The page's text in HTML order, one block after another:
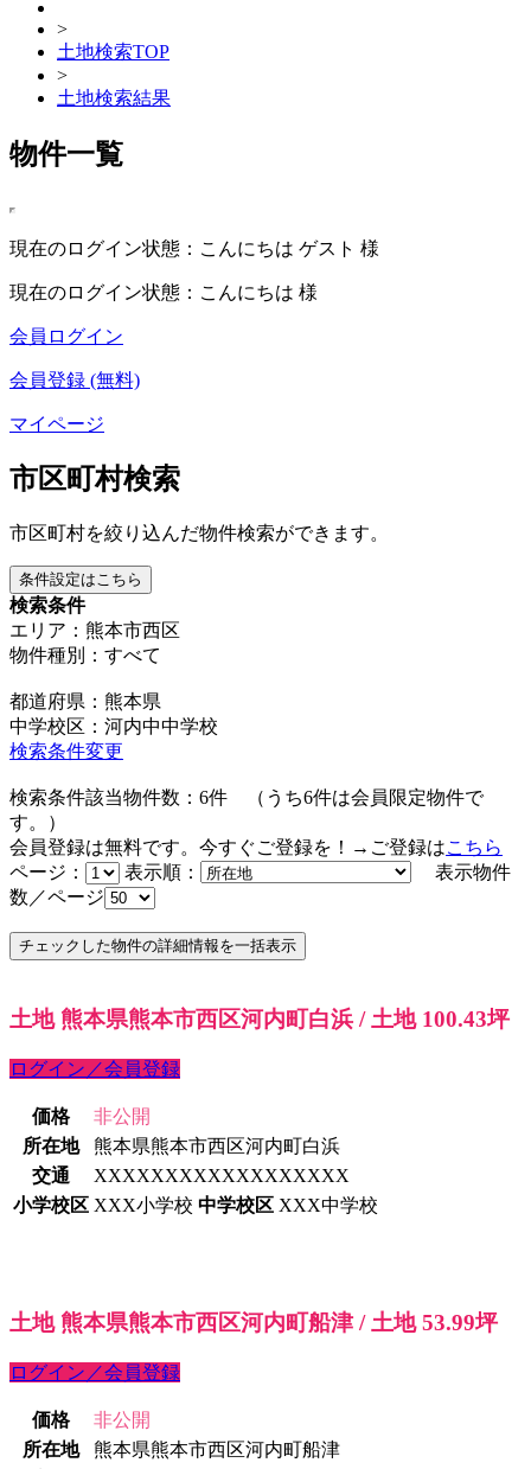
>
土地検索TOP
>
土地検索結果
物件一覧
現在のログイン状態：こんにちは ゲスト 様
現在のログイン状態：こんにちは 様
会員ログイン
会員登録 (無料)
マイページ
市区町村検索
市区町村を絞り込んだ物件検索ができます。
条件設定はこちら
検索条件
エリア：熊本市西区
物件種別：すべて
都道府県：熊本県
中学校区：河内中中学校
検索条件変更
検索条件該当物件数： 6件 （うち6件は会員限定物件で
す。）
会員登録は無料です。今すぐご登録を！→ご登録はこちら
ページ：
表示順：
表示物件
数／ページ
土地 熊本県熊本市西区河内町白浜 / 土地 100.43坪
ログイン／会員登録
価格
非公開
所在地
熊本県熊本市西区河内町白浜
交通
XXXXXXXXXXXXXXXXXX
小学校区 XXX小学校 中学校区 XXX中学校
土地 熊本県熊本市西区河内町船津 / 土地 53.99坪
ログイン／会員登録
価格
非公開
所在地
熊本県熊本市西区河内町船津